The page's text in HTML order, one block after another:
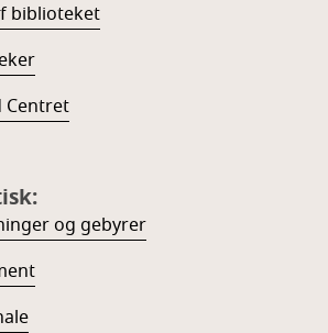
biblioteket
Centret
og gebyrer